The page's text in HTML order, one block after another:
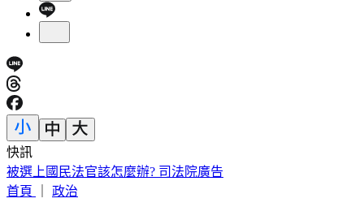
快訊
半導體關鍵原料！川普擬祭多晶矽產品15%關稅
首頁
政治